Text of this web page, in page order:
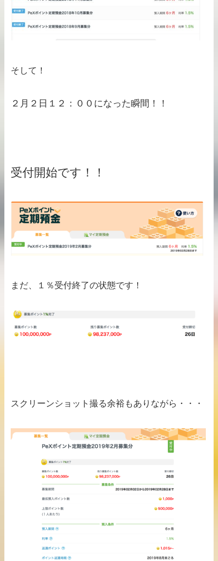
そして！
２月２日１２：００になった瞬間！！
受付開始です！！
まだ、１％受付終了の状態です！
スクリーンショット撮る余裕もありながら・・・